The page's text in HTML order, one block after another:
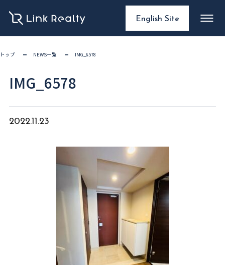
English Site
トップ NEWS一覧 IMG_6578
IMG_6578
2022.11.23